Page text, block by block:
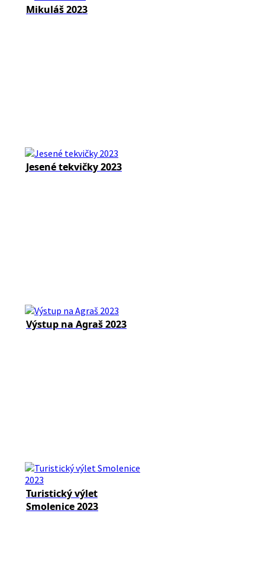
Mikuláš 2023
Jesené tekvičky 2023
Výstup na Agraš 2023
Turistický výlet
Smolenice 2023